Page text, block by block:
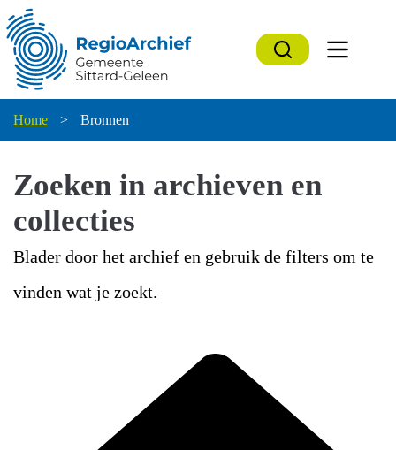
naar
de
inhoud
Home > Bronnen
Zoeken in archieven en
collecties
Blader door het archief en gebruik de filters om te
vinden wat je zoekt.